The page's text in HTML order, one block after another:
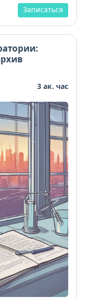
Записаться
3 ак. час